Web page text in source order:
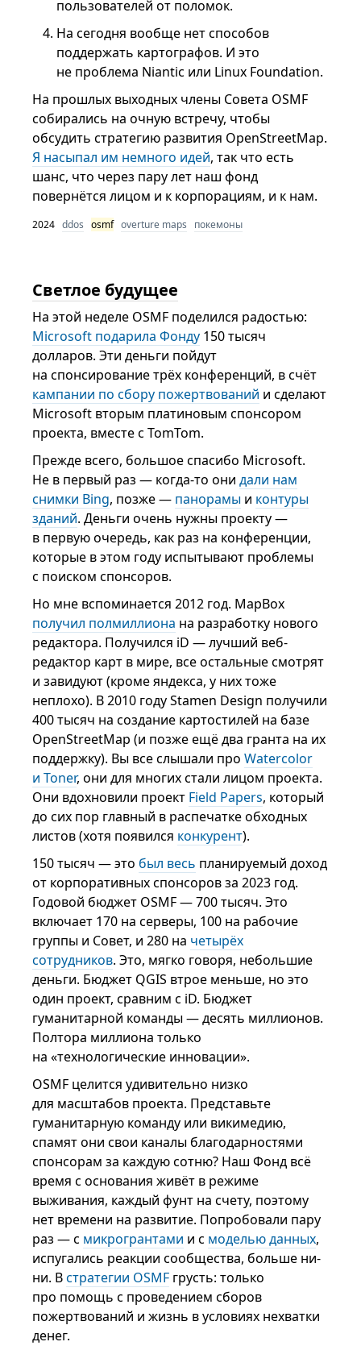
пользователей от поломок.
На сегодня вообще нет способов
поддержать картографов. И это
не проблема Niantic или Linux Foundation.
На прошлых выходных члены Совета OSMF
собирались на очную встречу, чтобы
обсудить стратегию развития OpenStreetMap.
Я насыпал им немного идей, так что есть
шанс, что через пару лет наш фонд
повернётся лицом и к корпорациям, и к нам.
2024 ddos osmf overture maps покемоны
Светлое будущее
На этой неделе OSMF поделился радостью:
Microsoft подарила Фонду 150 тысяч
долларов. Эти деньги пойдут
на спонсирование трёх конференций, в счёт
кампании по сбору пожертвований и сделают
Microsoft вторым платиновым спонсором
проекта, вместе с TomTom.
Прежде всего, большое спасибо Microsoft.
Не в первый раз — когда-то онидали нам
снимки Bing, позже — панорамы и контуры
зданий. Деньги очень нужны проекту —
в первую очередь, как раз на конференции,
которые в этом году испытывают проблемы
с поиском спонсоров.
Но мне вспоминается 2012 год. MapBox
получил полмиллиона на разработку нового
редактора. Получился iD — лучший веб-
редактор карт в мире, все остальные смотрят
и завидуют (кроме яндекса, у них тоже
неплохо). В 2010 году Stamen Design получили
400 тысяч на создание картостилей на базе
OpenStreetMap (и позже ещё два гранта на их
поддержку). Вы все слышали проWatercolor
и Toner, они для многих стали лицом проекта.
Они вдохновили проект Field Papers, который
до сих пор главный в распечатке обходных
листов (хотя появился конкурент).
150 тысяч — это был весь планируемый доход
от корпоративных спонсоров за 2023 год.
Годовой бюджет OSMF — 700 тысяч. Это
включает 170 на серверы, 100 на рабочие
группы и Совет, и 280 на четырёх
сотрудников. Это, мягко говоря, небольшие
деньги. Бюджет QGIS втрое меньше, но это
один проект, сравним с iD. Бюджет
гуманитарной команды — десять миллионов.
Полтора миллиона только
на «технологические инновации».
OSMF целится удивительно низко
для масштабов проекта. Представьте
гуманитарную команду или викимедию,
спамят они свои каналы благодарностями
спонсорам за каждую сотню? Наш Фонд всё
время с основания живёт в режиме
выживания, каждый фунт на счету, поэтому
нет времени на развитие. Попробовали пару
раз — с микрогрантами и с моделью данных,
испугались реакции сообщества, больше ни-
ни. Встратегии OSMF грусть: только
про помощь с проведением сборов
пожертвований и жизнь в условиях нехватки
денег.